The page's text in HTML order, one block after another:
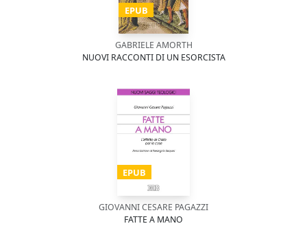
EPUB
GABRIELE AMORTH
NUOVI RACCONTI DI UN ESORCISTA
EPUB
GIOVANNI CESARE PAGAZZI
FATTE A MANO